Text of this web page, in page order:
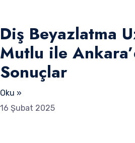
Diş Beyazlatma
Mutlu ile
Sonuçlar
Oku »
16 Şubat 2025